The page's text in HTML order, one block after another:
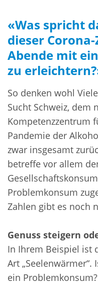
«Was spricht
dieser
Abende mit
zu
So denken wohl
Sucht Schweiz, dem
Kompetenzzentrum
Pandemie der
zwar insgesamt
betreffe vor allem
Problemkonsum
Zahlen gibt es noch
Genuss steigern
In Ihrem Beispiel ist
Art
ein